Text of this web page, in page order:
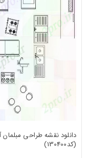
دانلود نقشه طراحی مبلمان
(کد130400)